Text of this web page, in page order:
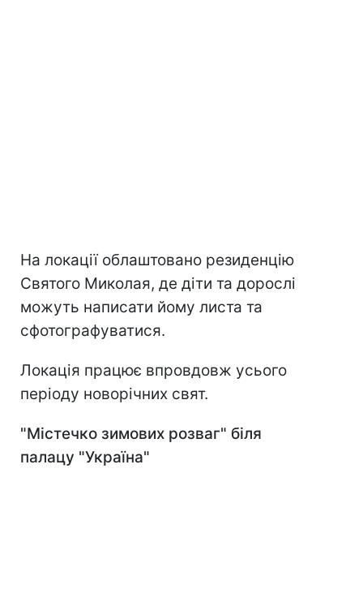
На локації облаштовано резиденцію
Святого Миколая, де діти та дорослі
можуть написати йому листа та
сфотографуватися.
Локація працює впровдовж усього
періоду новорічних свят.
"Містечко зимових розваг" біля
палацу "Україна"